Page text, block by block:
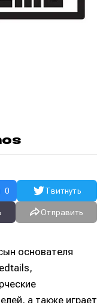
0 Твитнуть
Отправить
основателя
а также играет